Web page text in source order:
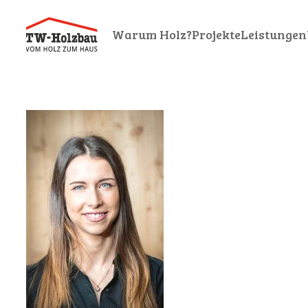
Warum Holz?ProjekteLeistungen